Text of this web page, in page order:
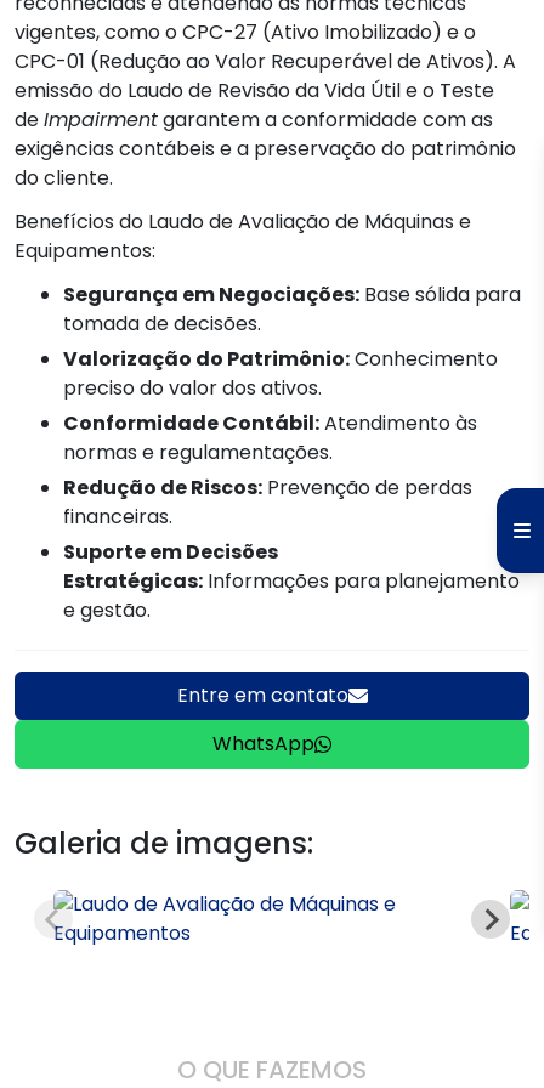
vigentes, como o CPC-27 (Ativo Imobilizado) e o
CPC-01 (Redução ao Valor Recuperável de Ativos). A
emissão do Laudo de Revisão da Vida Útil e o Teste
deImpairmentgarantem a conformidade com as
exigências contábeis e a preservação do patrimônio
do cliente.
Benefícios do Laudo de Avaliação de Máquinas e
Equipamentos:
Segurança em Negociações: Base sólida para
tomada de decisões.
Valorização do Patrimônio:Conhecimento
preciso do valor dos ativos.
Conformidade Contábil:Atendimento às
normas e regulamentações.
Redução de Riscos: Prevenção de perdas
financeiras.
Suporte em Decisões
Estratégicas: Informações para planejamento
e gestão.
Entre em contato
WhatsApp
Galeria de imagens:
O QUE FAZEMOS